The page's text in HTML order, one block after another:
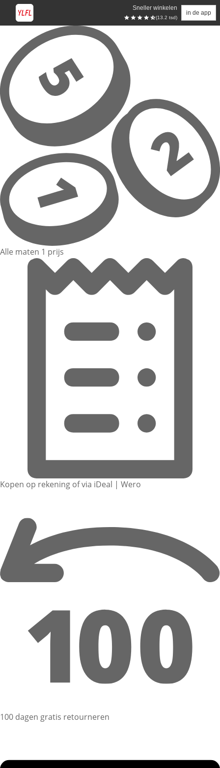
Sneller winkelen
(13.2 tsd)
in de app
Overslaan naar hoofdinhoud
Alle maten 1 prijs
Kopen op rekening of via iDeal | Wero
100 dagen gratis retourneren